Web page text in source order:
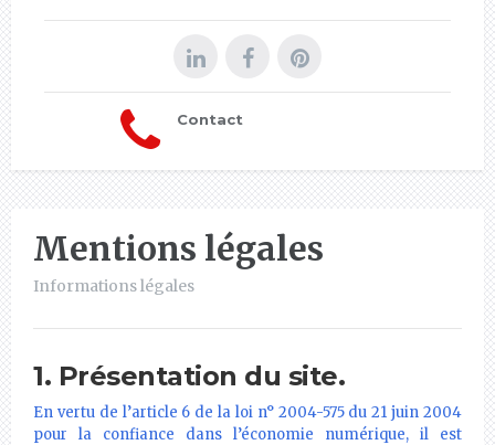
Contact
Mentions légales
Informations légales
1. Présentation du site.
En vertu de l’article 6 de la loi n° 2004-575 du 21 juin 2004
pour la confiance dans l’économie numérique, il est